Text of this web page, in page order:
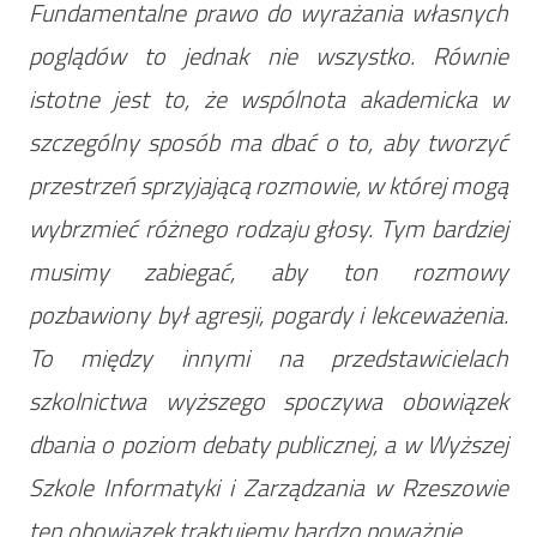
Fundamentalne prawo do wyrażania własnych
poglądów to jednak nie wszystko. Równie
istotne jest to, że wspólnota akademicka w
szczególny sposób ma dbać o to, aby tworzyć
przestrzeń sprzyjającą rozmowie, w której mogą
wybrzmieć różnego rodzaju głosy. Tym bardziej
musimy zabiegać, aby ton rozmowy
pozbawiony był agresji, pogardy i lekceważenia.
To między innymi na przedstawicielach
szkolnictwa wyższego spoczywa obowiązek
dbania o poziom debaty publicznej, a w Wyższej
Szkole Informatyki i Zarządzania w Rzeszowie